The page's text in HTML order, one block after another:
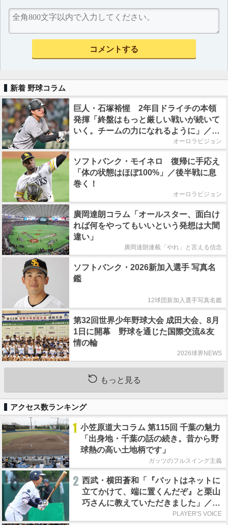
新着 野球コラム
巨人・石塚裕惺 2年目ドライチの本領
発揮「終盤はもっと厳しい戦いが続いて
いく。チームの力になれるように」／後
オーロラビジョン
ソフトバンク・モイネロ 復帰に手応え
「体の状態はほぼ100%」／後半戦に息
巻く！
オーロラビジョン
廣岡達朗コラム「オールスター、面白け
れば何をやってもいいという発想は大間
違い」
廣岡達朗連載「やれ」と言える信念
ソフトバンク・2026新加入選手 写真名
鑑
12球団新加入選手写真名鑑
第32回世界少年野球大会 成田大会、8月
1日に開幕 野球を通じた国際交流&友
情の輪
2026球界NEWS
もっと見る
アクセス数ランキング
1 小笠原道大コラム 第115回 千葉の魅力
「出身地・千葉の話の続き。昔から野
球熱の高い土地柄です」
ガッツのフルスイング主義
2 西武・横田蒼和「『バットはネットに
立てかけて、端に置くんだぞ』と栗山
巧さんに教えていただきました」／憧
PLAYER'S VOICE